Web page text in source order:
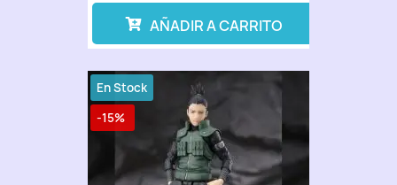
AÑADIR A CARRITO
-15%
En Stock